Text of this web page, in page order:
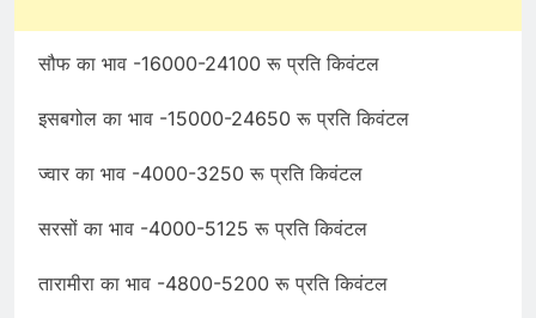
सौफ का भाव -16000-24100 रू प्रति किवंटल
इसबगोल का भाव -15000-24650 रू प्रति किवंटल
ज्वार का भाव -4000-3250 रू प्रति किवंटल
सरसों का भाव -4000-5125 रू प्रति किवंटल
तारामीरा का भाव -4800-5200 रू प्रति किवंटल